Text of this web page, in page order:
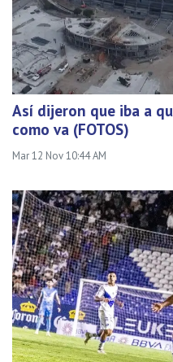
Así dijeron que iba a
como va (FOTOS)
Mar 12 Nov 10:44 AM